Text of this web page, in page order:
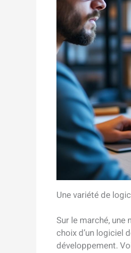
Une variété de
Sur le marché,
choix d’un logiciel
développement.